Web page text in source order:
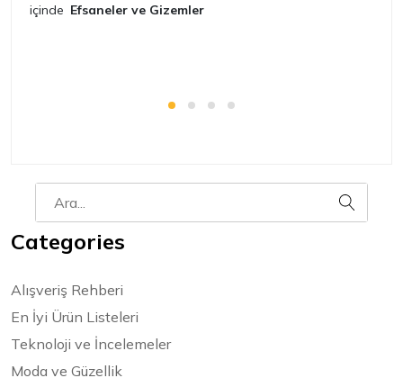
içinde Efsaneler ve Gizemler
Categories
Alışveriş Rehberi
En İyi Ürün Listeleri
Teknoloji ve İncelemeler
Moda ve Güzellik